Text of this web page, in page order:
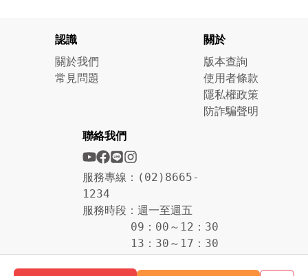
認識
關於我們
常見問題
關於
版本查詢
使用者條款
隱私權政策
防詐騙聲明
聯絡我們
服務專線：(02)8665-
1234
服務時段：週一至週五
09：00～12：30
13：30～17：30